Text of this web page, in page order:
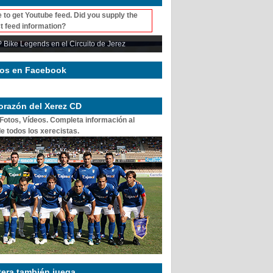
to get Youtube feed. Did you supply the
feed information?
Bike Legends en el Circuito de Jerez
en Facebook
del Xerez CD
Vídeos. Completa información al
todos los xerecistas.